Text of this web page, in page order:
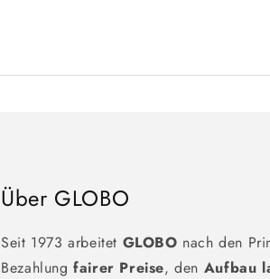
Über GLOBO
Seit 1973 arbeitet GLOBO nach den
Bezahlungfairer Preise, den Aufbau